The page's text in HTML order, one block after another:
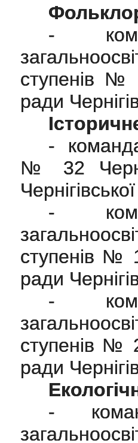
-
ступенів №
ради
-
№ 32
-
ступенів №
ради
-
ступенів №
ради
-